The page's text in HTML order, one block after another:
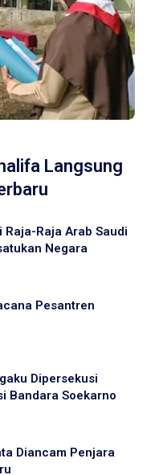
Langsung
Raja Arab Saudi
Negara
Pesantren
Dipersekusi
Bandara Soekarno
Diancam Penjara